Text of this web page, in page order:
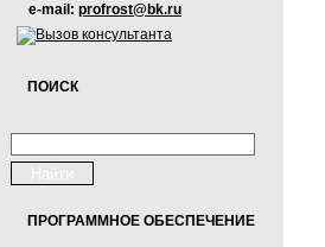
e-mail: profrost@bk.ru
ПОИСК
ПРОГРАММНОЕ ОБЕСПЕЧЕНИЕ